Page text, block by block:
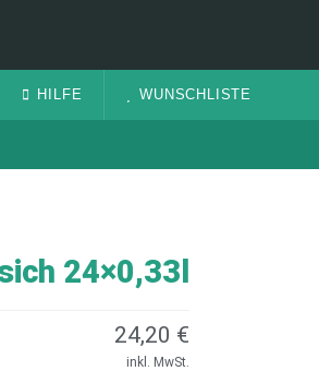
HILFE WUNSCHLISTE
24×0,33l
24,20 €
inkl. MwSt.